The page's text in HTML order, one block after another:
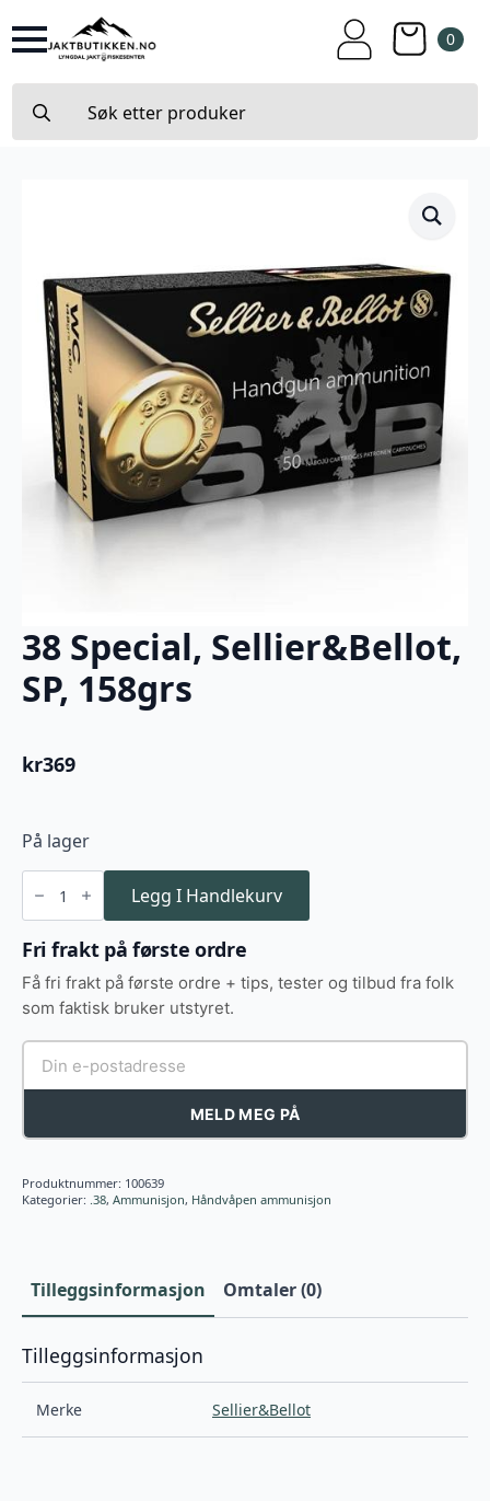
0
for:
38 Special, Sellier&Bellot,
SP, 158grs
kr369
På lager
38
Special,
Sellier&Bellot,
SP,
158grs
antall
Legg I Handlekurv
Fri frakt på første ordre
Få fri frakt på første ordre + tips, tester og tilbud fra folk
som faktisk bruker utstyret.
MELD MEG PÅ
Produktnummer: 100639
Kategorier: .38, Ammunisjon, Håndvåpen ammunisjon
Tilleggsinformasjon Omtaler (0)
Tilleggsinformasjon
Merke Sellier&Bellot